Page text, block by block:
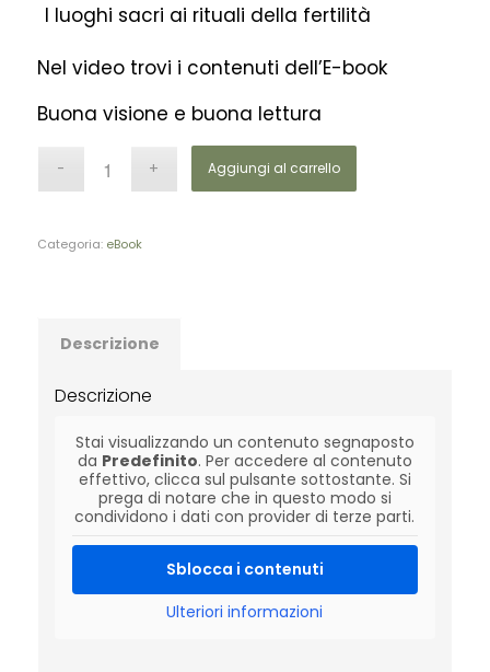
I luoghi sacri ai rituali della fertilità
Nel video trovi i contenuti dell’E-book
Buona visione e buona lettura
Aggiungi al carrello
Categoria: eBook
Descrizione
Descrizione
Stai visualizzando un contenuto segnaposto
da Predefinito. Per accedere al contenuto
effettivo, clicca sul pulsante sottostante. Si
prega di notare che in questo modo si
condividono i dati con provider di terze parti.
Sblocca i contenuti
Ulteriori informazioni